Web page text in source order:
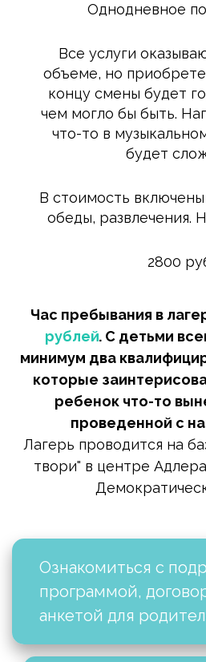
Однодневное
Все услуги
объеме, но
концу смены будет
чем могло бы быть.
что-то в
будет
В стоимость
обеды, развлечения.
2800
Час пребывания в
рублей. С детьми
минимум два
которые
ребенок что-то
проведенной с
Лагерь проводится на
твори" в центре
Ознакомиться с
программой,
анкетой для